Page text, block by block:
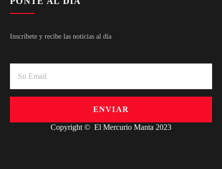
Inscríbete y recibe las noticias al día
ENVIAR
Copyright © El Mercurio Manta 2023